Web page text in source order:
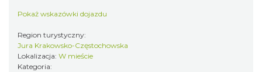
Pokaż wskazówki dojazdu
Region turystyczny:
Jura Krakowsko-Częstochowska
Lokalizacja: W mieście
Kategoria: